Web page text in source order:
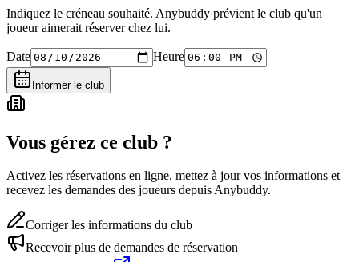
Indiquez le créneau souhaité. Anybuddy prévient le club qu'un
joueur aimerait réserver chez lui.
Date Heure
Informer le club
Vous gérez ce club ?
Activez les réservations en ligne, mettez à jour vos informations et
recevez les demandes des joueurs depuis Anybuddy.
Corriger les informations du club
Recevoir plus de demandes de réservation